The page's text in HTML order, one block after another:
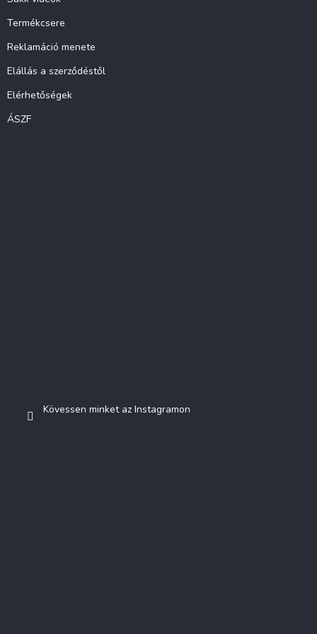
Termékcsere
Reklamáció menete
Elállás a szerződéstől
Elérhetőségek
ÁSZF
Kövessen minket az Instagramon